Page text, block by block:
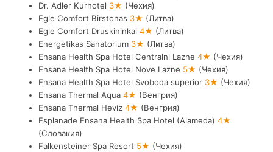
Dr. Adler Kurhotel 3★ (Чехия)
Egle Comfort Birstonas 3★ (Литва)
Egle Comfort Druskininkai 4★ (Литва)
Energetikas Sanatorium 3★ (Литва)
Ensana Health Spa Hotel Centralni Lazne 4★ (Чехия)
Ensana Health Spa Hotel Nove Lazne 5★ (Чехия)
Ensana Health Spa Hotel Svoboda superior 3★ (Чехия)
Ensana Thermal Aqua 4★ (Венгрия)
Ensana Thermal Heviz 4★ (Венгрия)
Esplanade Ensana Health Spa Hotel (Alameda) 4★
(Словакия)
Falkensteiner Spa Resort 5★ (Чехия)